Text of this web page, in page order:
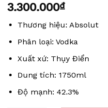
3.300.000₫
Thương hiệu: Absolut
Phân loại: Vodka
Xuất xứ: Thụy Điển
Dung tích: 1750ml
Độ mạnh: 42.3%